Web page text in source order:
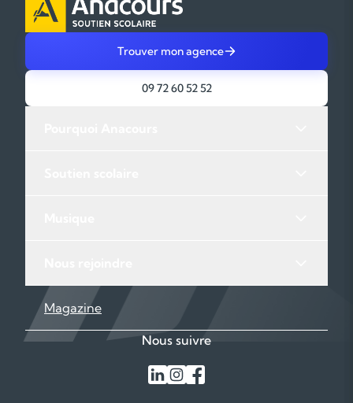
Trouver mon agence
09 72 60 52 52
Magazine
Nous suivre